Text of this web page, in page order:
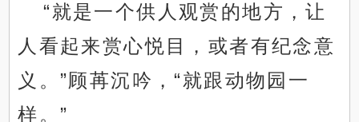
“就是一个供人观赏的地方，让
人看起来赏心悦目，或者有纪念意
义。”顾苒沉吟，“就跟动物园一
样。”